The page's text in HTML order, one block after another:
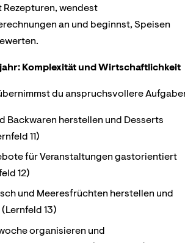
Rezepturen, wendest
an und beginnst, Speisen
Komplexität und Wirtschaftlichkeit
du anspruchsvollere
Backwaren herstellen und Desserts
11)
für Veranstaltungen gastorientiert
12)
und Meeresfrüchten herstellen und
13)
organisieren und